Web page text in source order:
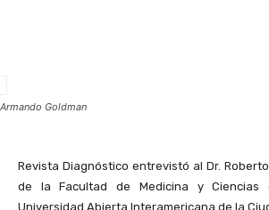
Armando Goldman
Revista Diagnóstico entrevistó al Dr.
de la Facultad de Medicina y
Universidad Abierta Interamericana de la